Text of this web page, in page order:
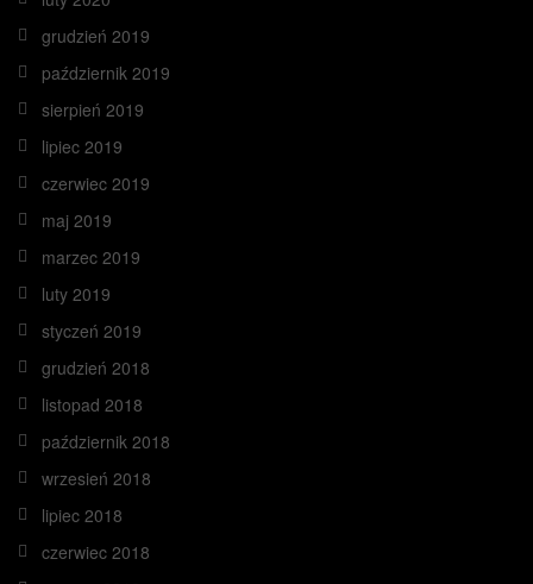
grudzień 2019
październik 2019
sierpień 2019
lipiec 2019
czerwiec 2019
maj 2019
marzec 2019
luty 2019
styczeń 2019
grudzień 2018
listopad 2018
październik 2018
wrzesień 2018
lipiec 2018
czerwiec 2018